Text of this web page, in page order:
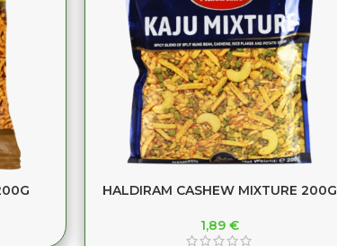
HALDIRAM CASHEW MIXTURE 200G
1,89 €